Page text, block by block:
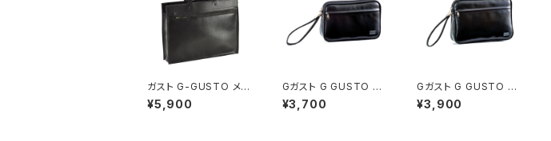
ガスト G-GUSTO メン
ズ ビジネスバッグ ブリ
ーフケース 26593-1H
¥5,900
Gガスト G GUSTO ポ
ーチ セカンドバッグ メ
ンズ 25628-1H ブラッ
¥3,700
Gガスト G GUSTO ポ
ーチ セカンドバッグ メ
ンズ 25627-1H ブラッ
¥3,900